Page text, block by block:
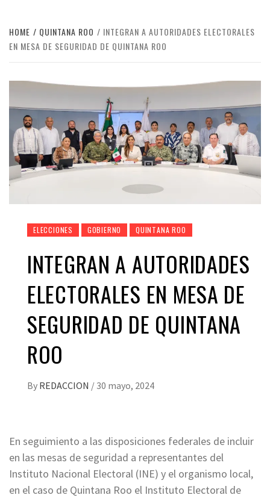
HOME QUINTANA ROO
INTEGRAN A AUTORIDADES ELECTORALES
EN MESA DE SEGURIDAD DE QUINTANA ROO
ELECCIONES GOBIERNO QUINTANA ROO
INTEGRAN A AUTORIDADES
ELECTORALES EN MESA DE
SEGURIDAD DE QUINTANA
ROO
By REDACCION / 30 mayo, 2024
En seguimiento a las disposiciones federales de incluir
en las mesas de seguridad a representantes del
Instituto Nacional Electoral (INE) y el organismo local,
en el caso de Quintana Roo el Instituto Electoral de